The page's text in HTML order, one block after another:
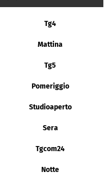
Tg4
Mattina
Tg5
Pomeriggio
Studioaperto
Sera
Tgcom24
Notte